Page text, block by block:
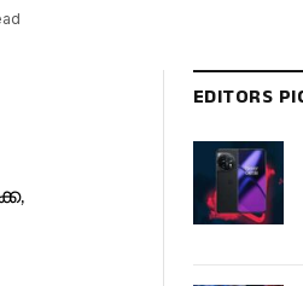
EDITORS